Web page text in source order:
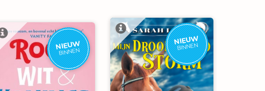
NIEUW
BINNEN
NIEUW
BINNEN